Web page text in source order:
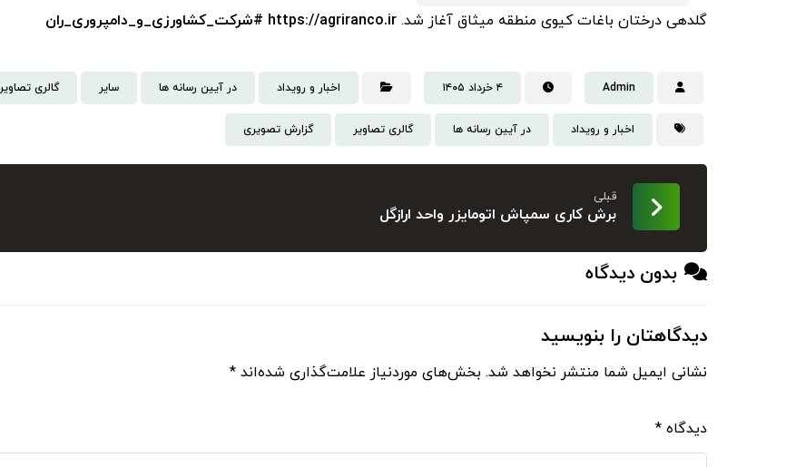
گلدهی درختان باغات کیوی منطقه میثاق آغاز شد. https://agriranco.ir #شرکت_کشاورزی_و_دامپروری_ران
Admin ۴ خرداد ۱۴۰۵ اخبار و رویداد در آیین رسانه ها سایر گالری تصاویر
اخبار و رویداد در آیین رسانه ها گالری تصاویر گزارش تصویری
قبلی
برش کاری سمپاش اتومایزر واحد ارازگل
بدون دیدگاه
دیدگاهتان را بنویسید
نشانی ایمیل شما منتشر نخواهد شد. بخش‌های موردنیاز علامت‌گذاری شده‌اند *
دیدگاه *